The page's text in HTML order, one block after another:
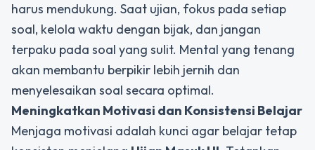
harus mendukung. Saat ujian, fokus pada setiap
soal, kelola waktu dengan bijak, dan jangan
terpaku pada soal yang sulit. Mental yang tenang
akan membantu berpikir lebih jernih dan
menyelesaikan soal secara optimal.
Meningkatkan Motivasi dan Konsistensi Belajar
Menjaga motivasi adalah kunci agar belajar tetap